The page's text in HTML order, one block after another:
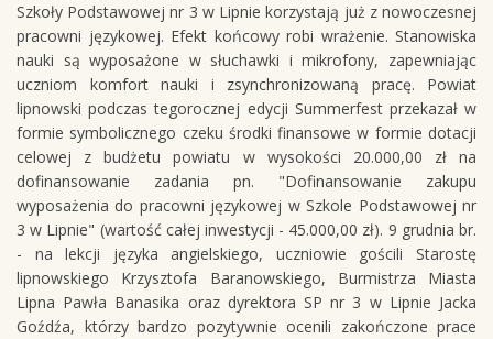
Szkoły Podstawowej nr 3 w Lipnie korzystają już z nowoczesnej
pracowni językowej. Efekt końcowy robi wrażenie. Stanowiska
nauki są wyposażone w słuchawki i mikrofony, zapewniając
uczniom komfort nauki i zsynchronizowaną pracę. Powiat
lipnowski podczas tegorocznej edycji Summerfest przekazał w
formie symbolicznego czeku środki finansowe w formie dotacji
celowej z budżetu powiatu w wysokości 20.000,00 zł na
dofinansowanie zadania pn. "Dofinansowanie zakupu
wyposażenia do pracowni językowej w Szkole Podstawowej nr
3 w Lipnie" (wartość całej inwestycji - 45.000,00 zł). 9 grudnia br.
- na lekcji języka angielskiego, uczniowie gościli Starostę
lipnowskiego Krzysztofa Baranowskiego, Burmistrza Miasta
Lipna Pawła Banasika oraz dyrektora SP nr 3 w Lipnie Jacka
Goźdźa, którzy bardzo pozytywnie ocenili zakończone prace